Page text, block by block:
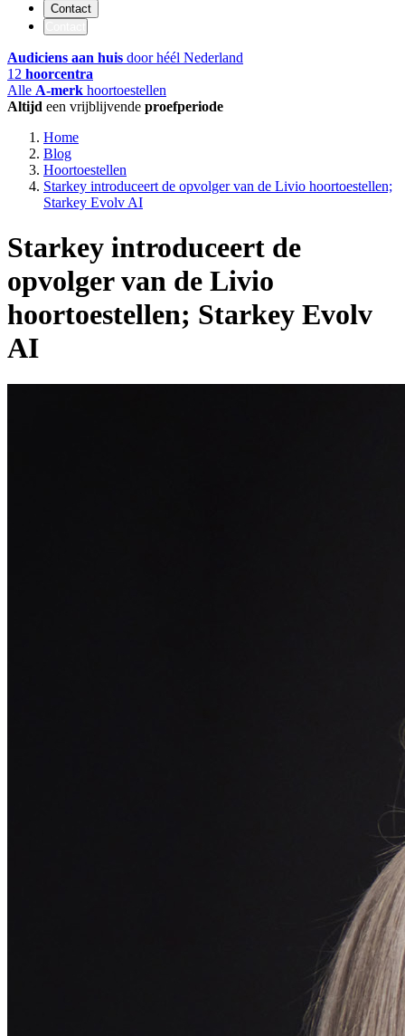
Contact
Audiciens aan huis door héél Nederland
12 hoorcentra
Alle A-merk hoortoestellen
Altijd een vrijblijvende proefperiode
Home
Blog
Hoortoestellen
Starkey introduceert de opvolger van de Livio hoortoestellen;
Starkey Evolv AI
Starkey introduceert de
opvolger van de Livio
hoortoestellen; Starkey Evolv
AI